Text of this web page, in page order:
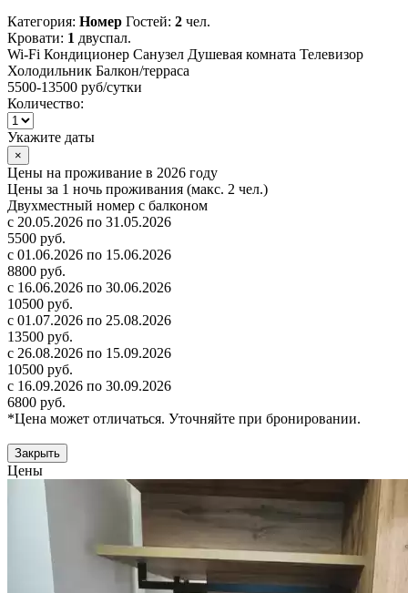
Категория: Номер Гостей: 2 чел.
Кровати: 1 двуспал.
Wi-Fi Кондиционер Санузел Душевая комната Телевизор
Холодильник Балкон/терраса
5500-13500 руб/сутки
Количество:
Укажите даты
×
Цены на проживание в 2026 году
Цены за 1 ночь проживания (макс. 2 чел.)
Двухместный номер с балконом
с 20.05.2026 по 31.05.2026
5500 руб.
с 01.06.2026 по 15.06.2026
8800 руб.
с 16.06.2026 по 30.06.2026
10500 руб.
с 01.07.2026 по 25.08.2026
13500 руб.
с 26.08.2026 по 15.09.2026
10500 руб.
с 16.09.2026 по 30.09.2026
6800 руб.
*Цена может отличаться. Уточняйте при бронировании.
Закрыть
Цены